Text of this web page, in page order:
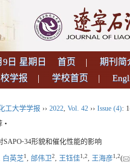
9日 星期日 首页
期刊简
学报
学校首页
工大学学报 ›› 2022, Vol. 42 ›› Issue (4):
•
SAPO⁃34形貌和催化性能的影响
白英芝1 , 邰伟卫2, 王钰佳1 2, 王海彦1 2(